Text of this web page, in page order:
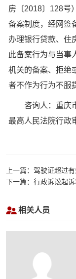
房〔2018〕128号
备案制度，经网签
办理银行贷款、住
此备案行为与当事
机关的备案、拒绝
者不作为行为不服
咨询人：重庆市
最高人民法院行政
上一篇：驾驶证超过
罚，机动车驾驶人不
下一篇：行政诉讼起
相关人员